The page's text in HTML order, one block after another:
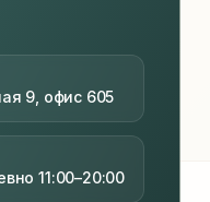
9, офис 605
11:00–20:00